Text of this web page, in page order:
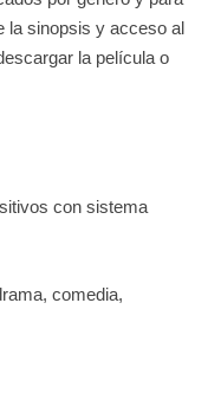
la sinopsis y acceso al
la película o
con sistema
comedia,